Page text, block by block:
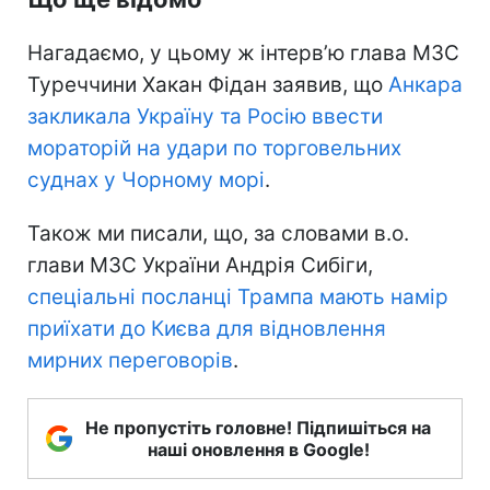
Нагадаємо, у цьому ж інтерв’ю глава МЗС
Туреччини Хакан Фідан заявив, що Анкара
закликала Україну та Росію ввести
мораторій на удари по торговельних
суднах у Чорному морі.
Також ми писали, що, за словами в.о.
глави МЗС України Андрія Сибіги,
спеціальні посланці Трампа мають намір
приїхати до Києва для відновлення
мирних переговорів.
Не пропустіть головне! Підпишіться на
наші оновлення в Google!